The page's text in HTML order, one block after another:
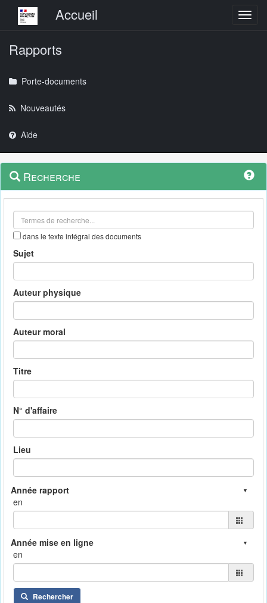
Menu principalAccueil
Rapports
Porte-documents
Nouveautés
Aide
Navigation
outils
Menu
contextuel
Recherche
dans le texte intégral des documents
Sujet
Auteur physique
Auteur moral
Titre
N° d'affaire
Lieu
en
en
Rechercher